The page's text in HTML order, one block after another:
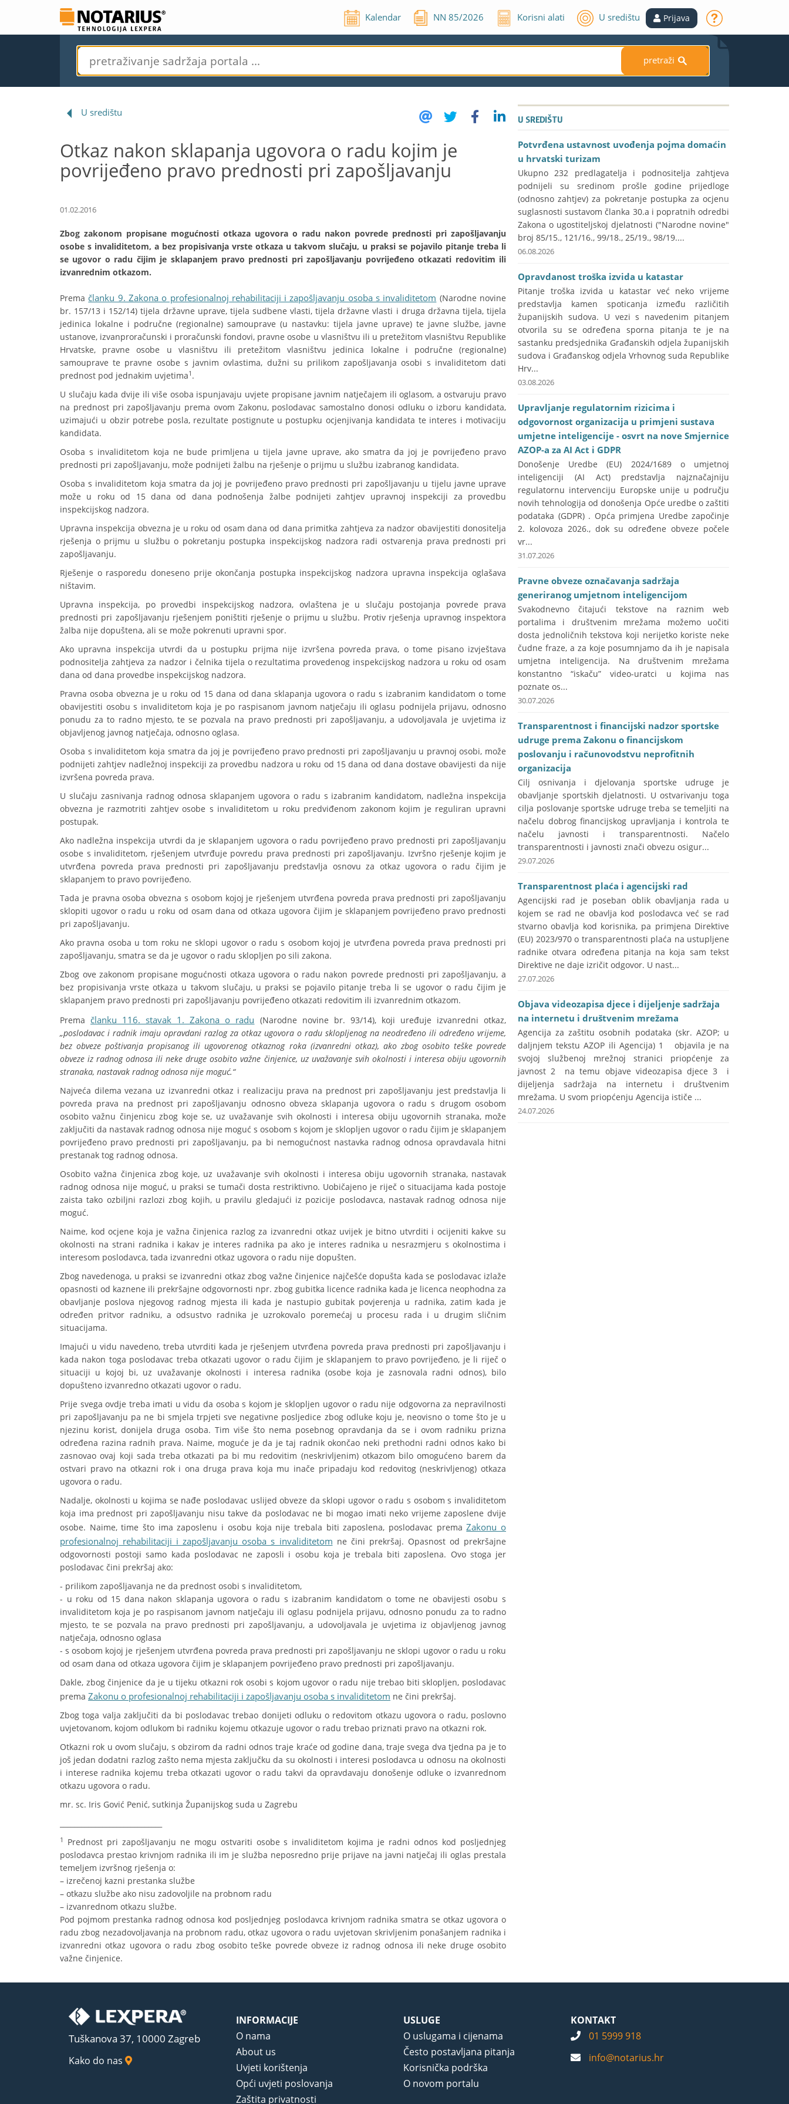
Kalendar NN85/2026 Korisni alati U središtu Prijava
pretraži S
U središtu
Otkaz nakon sklapanja ugovora o radu kojim je
povrijeđeno pravo prednosti pri zapošljavanju
01.02.2016
Zbog zakonom propisane mogućnosti otkaza ugovora o radu nakon povrede prednosti pri zapošljavanju
osobe s invaliditetom, a bez propisivanja vrste otkaza u takvom slučaju, u praksi se pojavilo pitanje treba li
se ugovor o radu čijim je sklapanjem pravo prednosti pri zapošljavanju povrijeđeno otkazati redovitim ili
izvanrednim otkazom.
Prema članku 9. Zakona o profesionalnoj rehabilitaciji i zapošljavanju osoba s invaliditetom (Narodne novine
br. 157/13 i 152/14) tijela državne uprave, tijela sudbene vlasti, tijela državne vlasti i druga državna tijela, tijela
jedinica lokalne i područne (regionalne) samouprave (u nastavku: tijela javne uprave) te javne službe, javne
ustanove, izvanproračunski i proračunski fondovi, pravne osobe u vlasništvu ili u pretežitom vlasništvu Republike
Hrvatske, pravne osobe u vlasništvu ili pretežitom vlasništvu jedinica lokalne i područne (regionalne)
samouprave te pravne osobe s javnim ovlastima, dužni su prilikom zapošljavanja osobi s invaliditetom dati
prednost pod jednakim uvjetima1 .
U slučaju kada dvije ili više osoba ispunjavaju uvjete propisane javnim natječajem ili oglasom, a ostvaruju pravo
na prednost pri zapošljavanju prema ovom Zakonu, poslodavac samostalno donosi odluku o izboru kandidata,
uzimajući u obzir potrebe posla, rezultate postignute u postupku ocjenjivanja kandidata te interes i motivaciju
kandidata.
Osoba s invaliditetom koja ne bude primljena u tijela javne uprave, ako smatra da joj je povrijeđeno pravo
prednosti pri zapošljavanju, može podnijeti žalbu na rješenje o prijmu u službu izabranog kandidata.
Osoba s invaliditetom koja smatra da joj je povrijeđeno pravo prednosti pri zapošljavanju u tijelu javne uprave
može u roku od 15 dana od dana podnošenja žalbe podnijeti zahtjev upravnoj inspekciji za provedbu
inspekcijskog nadzora.
Upravna inspekcija obvezna je u roku od osam dana od dana primitka zahtjeva za nadzor obavijestiti donositelja
rješenja o prijmu u službu o pokretanju postupka inspekcijskog nadzora radi ostvarenja prava prednosti pri
zapošljavanju.
Rješenje o rasporedu doneseno prije okončanja postupka inspekcijskog nadzora upravna inspekcija oglašava
ništavim.
Upravna inspekcija, po provedbi inspekcijskog nadzora, ovlaštena je u slučaju postojanja povrede prava
prednosti pri zapošljavanju rješenjem poništiti rješenje o prijmu u službu. Protiv rješenja upravnog inspektora
žalba nije dopuštena, ali se može pokrenuti upravni spor.
Ako upravna inspekcija utvrdi da u postupku prijma nije izvršena povreda prava, o tome pisano izvještava
podnositelja zahtjeva za nadzor i čelnika tijela o rezultatima provedenog inspekcijskog nadzora u roku od osam
dana od dana provedbe inspekcijskog nadzora.
Pravna osoba obvezna je u roku od 15 dana od dana sklapanja ugovora o radu s izabranim kandidatom o tome
obavijestiti osobu s invaliditetom koja je po raspisanom javnom natječaju ili oglasu podnijela prijavu, odnosno
ponudu za to radno mjesto, te se pozvala na pravo prednosti pri zapošljavanju, a udovoljavala je uvjetima iz
objavljenog javnog natječaja, odnosno oglasa.
Osoba s invaliditetom koja smatra da joj je povrijeđeno pravo prednosti pri zapošljavanju u pravnoj osobi, može
podnijeti zahtjev nadležnoj inspekciji za provedbu nadzora u roku od 15 dana od dana dostave obavijesti da nije
izvršena povreda prava.
U slučaju zasnivanja radnog odnosa sklapanjem ugovora o radu s izabranim kandidatom, nadležna inspekcija
obvezna je razmotriti zahtjev osobe s invaliditetom u roku predviđenom zakonom kojim je reguliran upravni
postupak.
Ako nadležna inspekcija utvrdi da je sklapanjem ugovora o radu povrijeđeno pravo prednosti pri zapošljavanju
osobe s invaliditetom, rješenjem utvrđuje povredu prava prednosti pri zapošljavanju. Izvršno rješenje kojim je
utvrđena povreda prava prednosti pri zapošljavanju predstavlja osnovu za otkaz ugovora o radu čijim je
sklapanjem to pravo povrijeđeno.
Tada je pravna osoba obvezna s osobom kojoj je rješenjem utvrđena povreda prava prednosti pri zapošljavanju
sklopiti ugovor o radu u roku od osam dana od otkaza ugovora čijim je sklapanjem povrijeđeno pravo prednosti
pri zapošljavanju.
Ako pravna osoba u tom roku ne sklopi ugovor o radu s osobom kojoj je utvrđena povreda prava prednosti pri
zapošljavanju, smatra se da je ugovor o radu sklopljen po sili zakona.
Zbog ove zakonom propisane mogućnosti otkaza ugovora o radu nakon povrede prednosti pri zapošljavanju, a
bez propisivanja vrste otkaza u takvom slučaju, u praksi se pojavilo pitanje treba li se ugovor o radu čijim je
sklapanjem pravo prednosti pri zapošljavanju povrijeđeno otkazati redovitim ili izvanrednim otkazom.
Prema članku 116. stavak 1. Zakona o radu (Narodne novine br. 93/14), koji uređuje izvanredni otkaz,
„poslodavac i radnik imaju opravdani razlog za otkaz ugovora o radu sklopljenog na neodređeno ili određeno vrijeme,
bez obveze poštivanja propisanog ili ugovorenog otkaznog roka (izvanredni otkaz), ako zbog osobito teške povrede
obveze iz radnog odnosa ili neke druge osobito važne činjenice, uz uvažavanje svih okolnosti i interesa obiju ugovornih
stranaka, nastavak radnog odnosa nije moguć.“
Najveća dilema vezana uz izvanredni otkaz i realizaciju prava na prednost pri zapošljavanju jest predstavlja li
povreda prava na prednost pri zapošljavanju odnosno obveza sklapanja ugovora o radu s drugom osobom
osobito važnu činjenicu zbog koje se, uz uvažavanje svih okolnosti i interesa obiju ugovornih stranaka, može
zaključiti da nastavak radnog odnosa nije moguć s osobom s kojom je sklopljen ugovor o radu čijim je sklapanjem
povrijeđeno pravo prednosti pri zapošljavanju, pa bi nemogućnost nastavka radnog odnosa opravdavala hitni
prestanak tog radnog odnosa.
Osobito važna činjenica zbog koje, uz uvažavanje svih okolnosti i interesa obiju ugovornih stranaka, nastavak
radnog odnosa nije moguć, u praksi se tumači dosta restriktivno. Uobičajeno je riječ o situacijama kada postoje
zaista tako ozbiljni razlozi zbog kojih, u pravilu gledajući iz pozicije poslodavca, nastavak radnog odnosa nije
moguć.
Naime, kod ocjene koja je važna činjenica razlog za izvanredni otkaz uvijek je bitno utvrditi i ocijeniti kakve su
okolnosti na strani radnika i kakav je interes radnika pa ako je interes radnika u nesrazmjeru s okolnostima i
interesom poslodavca, tada izvanredni otkaz ugovora o radu nije dopušten.
Zbog navedenoga, u praksi se izvanredni otkaz zbog važne činjenice najčešće dopušta kada se poslodavac izlaže
opasnosti od kaznene ili prekršajne odgovornosti npr. zbog gubitka licence radnika kada je licenca neophodna za
obavljanje poslova njegovog radnog mjesta ili kada je nastupio gubitak povjerenja u radnika, zatim kada je
određen pritvor radniku, a odsustvo radnika je uzrokovalo poremećaj u procesu rada i u drugim sličnim
situacijama.
Imajući u vidu navedeno, treba utvrditi kada je rješenjem utvrđena povreda prava prednosti pri zapošljavanju i
kada nakon toga poslodavac treba otkazati ugovor o radu čijim je sklapanjem to pravo povrijeđeno, je li riječ o
situaciji u kojoj bi, uz uvažavanje okolnosti i interesa radnika (osobe koja je zasnovala radni odnos), bilo
dopušteno izvanredno otkazati ugovor o radu.
Prije svega ovdje treba imati u vidu da osoba s kojom je sklopljen ugovor o radu nije odgovorna za nepravilnosti
pri zapošljavanju pa ne bi smjela trpjeti sve negativne posljedice zbog odluke koju je, neovisno o tome što je u
njezinu korist, donijela druga osoba. Tim više što nema posebnog opravdanja da se i ovom radniku prizna
određena razina radnih prava. Naime, moguće je da je taj radnik okončao neki prethodni radni odnos kako bi
zasnovao ovaj koji sada treba otkazati pa bi mu redovitim (neskrivljenim) otkazom bilo omogućeno barem da
ostvari pravo na otkazni rok i ona druga prava koja mu inače pripadaju kod redovitog (neskrivljenog) otkaza
ugovora o radu.
Nadalje, okolnosti u kojima se nađe poslodavac uslijed obveze da sklopi ugovor o radu s osobom s invaliditetom
koja ima prednost pri zapošljavanju nisu takve da poslodavac ne bi mogao imati neko vrijeme zaposlene dvije
osobe. Naime, time što ima zaposlenu i osobu koja nije trebala biti zaposlena, poslodavac premaZakonu o
profesionalnoj rehabilitaciji i zapošljavanju osoba s invaliditetom ne čini prekršaj. Opasnost od prekršajne
odgovornosti postoji samo kada poslodavac ne zaposli i osobu koja je trebala biti zaposlena. Ovo stoga jer
poslodavac čini prekršaj ako:
- prilikom zapošljavanja ne da prednost osobi s invaliditetom,
- u roku od 15 dana nakon sklapanja ugovora o radu s izabranim kandidatom o tome ne obavijesti osobu s
invaliditetom koja je po raspisanom javnom natječaju ili oglasu podnijela prijavu, odnosno ponudu za to radno
mjesto, te se pozvala na pravo prednosti pri zapošljavanju, a udovoljavala je uvjetima iz objavljenog javnog
natječaja, odnosno oglasa
- s osobom kojoj je rješenjem utvrđena povreda prava prednosti pri zapošljavanju ne sklopi ugovor o radu u roku
od osam dana od otkaza ugovora čijim je sklapanjem povrijeđeno pravo prednosti pri zapošljavanju.
Dakle, zbog činjenice da je u tijeku otkazni rok osobi s kojom ugovor o radu nije trebao biti sklopljen, poslodavac
prema Zakonu o profesionalnoj rehabilitaciji i zapošljavanju osoba s invaliditetom ne čini prekršaj.
Zbog toga valja zaključiti da bi poslodavac trebao donijeti odluku o redovitom otkazu ugovora o radu, poslovno
uvjetovanom, kojom odlukom bi radniku kojemu otkazuje ugovor o radu trebao priznati pravo na otkazni rok.
Otkazni rok u ovom slučaju, s obzirom da radni odnos traje kraće od godine dana, traje svega dva tjedna pa je to
još jedan dodatni razlog zašto nema mjesta zaključku da su okolnosti i interesi poslodavca u odnosu na okolnosti
i interese radnika kojemu treba otkazati ugovor o radu takvi da opravdavaju donošenje odluke o izvanrednom
otkazu ugovora o radu.
mr. sc. Iris Gović Penić, sutkinja Županijskog suda u Zagrebu
1
Prednost pri zapošljavanju ne mogu ostvariti osobe s invaliditetom kojima je radni odnos kod posljednjeg
poslodavca prestao krivnjom radnika ili im je služba neposredno prije prijave na javni natječaj ili oglas prestala
temeljem izvršnog rješenja o:
– izrečenoj kazni prestanka službe
– otkazu službe ako nisu zadovoljile na probnom radu
– izvanrednom otkazu službe.
Pod pojmom prestanka radnog odnosa kod posljednjeg poslodavca krivnjom radnika smatra se otkaz ugovora o
radu zbog nezadovoljavanja na probnom radu, otkaz ugovora o radu uvjetovan skrivljenim ponašanjem radnika i
izvanredni otkaz ugovora o radu zbog osobito teške povrede obveze iz radnog odnosa ili neke druge osobito
važne činjenice.
U SREDIŠTU
Potvrđena ustavnost uvođenja pojma domaćin
u hrvatski turizam
Ukupno 232 predlagatelja i podnositelja zahtjeva
podnijeli su sredinom prošle godine prijedloge
(odnosno zahtjev) za pokretanje postupka za ocjenu
suglasnosti sustavom članka 30.a i popratnih odredbi
Zakona o ugostiteljskoj djelatnosti ("Narodne novine"
broj 85/15., 121/16., 99/18., 25/19., 98/19....
06.08.2026
Opravdanost troška izvida u katastar
Pitanje troška izvida u katastar već neko vrijeme
predstavlja kamen spoticanja između različitih
županijskih sudova. U vezi s navedenim pitanjem
otvorila su se određena sporna pitanja te je na
sastanku predsjednika Građanskih odjela županijskih
sudova i Građanskog odjela Vrhovnog suda Republike
Hrv...
03.08.2026
Upravljanje regulatornim rizicima i
odgovornost organizacija u primjeni sustava
umjetne inteligencije - osvrt na nove Smjernice
AZOP-a za AI Act i GDPR
Donošenje Uredbe (EU) 2024/1689 o umjetnoj
inteligenciji (AI Act) predstavlja najznačajniju
regulatornu intervenciju Europske unije u području
novih tehnologija od donošenja Opće uredbe o zaštiti
podataka (GDPR) . Opća primjena Uredbe započinje
2. kolovoza 2026., dok su određene obveze počele
vr...
31.07.2026
Pravne obveze označavanja sadržaja
generiranog umjetnom inteligencijom
Svakodnevno čitajući tekstove na raznim web
portalima i društvenim mrežama možemo uočiti
dosta jednoličnih tekstova koji nerijetko koriste neke
čudne fraze, a za koje posumnjamo da ih je napisala
umjetna inteligencija. Na društvenim mrežama
konstantno “iskaču” video-uratci u kojima nas
poznate os...
30.07.2026
Transparentnost i financijski nadzor sportske
udruge prema Zakonu o financijskom
poslovanju i računovodstvu neprofitnih
organizacija
Cilj osnivanja i djelovanja sportske udruge je
obavljanje sportskih djelatnosti. U ostvarivanju toga
cilja poslovanje sportske udruge treba se temeljiti na
načelu dobrog financijskog upravljanja i kontrola te
načelu javnosti i transparentnosti. Načelo
transparentnosti i javnosti znači obvezu osigur...
29.07.2026
Transparentnost plaća i agencijski rad
Agencijski rad je poseban oblik obavljanja rada u
kojem se rad ne obavlja kod poslodavca već se rad
stvarno obavlja kod korisnika, pa primjena Direktive
(EU) 2023/970 o transparentnosti plaća na ustupljene
radnike otvara određena pitanja na koja sam tekst
Direktive ne daje izričit odgovor. U nast...
27.07.2026
Objava videozapisa djece i dijeljenje sadržaja
na internetu i društvenim mrežama
Agencija za zaštitu osobnih podataka (skr. AZOP; u
daljnjem tekstu AZOP ili Agencija) 1 objavila je na
svojoj službenoj mrežnoj stranici priopćenje za
javnost 2 na temu objave videozapisa djece 3 i
dijeljenja sadržaja na internetu i društvenim
mrežama. U svom priopćenju Agencija ističe ...
24.07.2026
Tuškanova 37, 10000 Zagreb
Kako do nas
INFORMACIJE
O nama
About us
Uvjeti korištenja
Opći uvjeti poslovanja
Zaštita privatnosti
USLUGE
O uslugama i cijenama
Često postavljana pitanja
Korisnička podrška
O novom portalu
KONTAKT
01 5999 918
info@notarius.hr